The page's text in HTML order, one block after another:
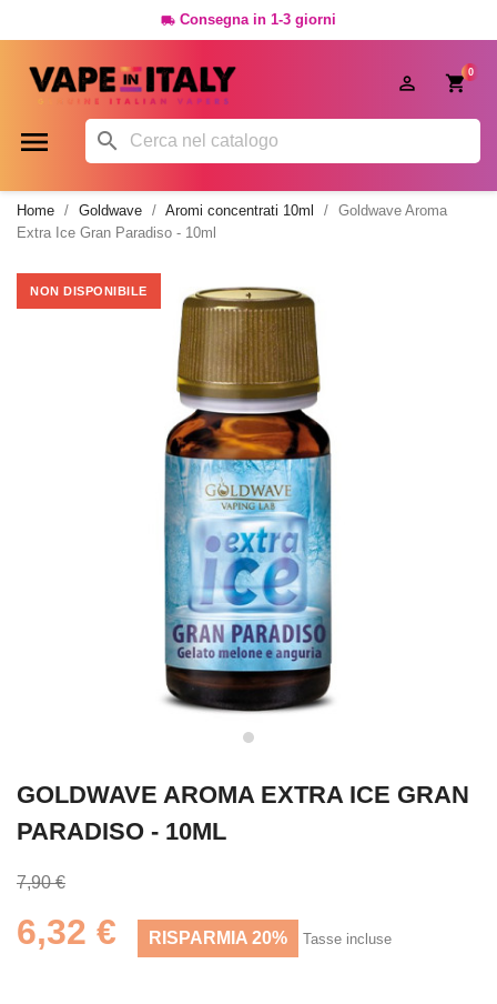
 Consegna in 1-3 giorni
0

 
Home Goldwave Aromi concentrati 10ml
Goldwave Aroma
Extra Ice Gran Paradiso - 10ml
NON DISPONIBILE
GOLDWAVE AROMA EXTRA ICE GRAN
PARADISO - 10ML
7,90 €
6,32 € RISPARMIA 20% Tasse incluse